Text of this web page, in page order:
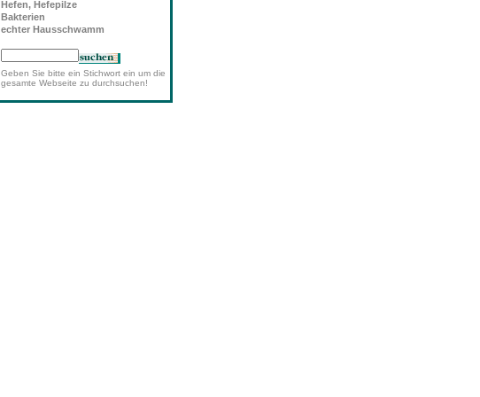
Hefen, Hefepilze
Bakterien
echter Hausschwamm
Geben Sie bitte ein Stichwort ein um die
gesamte Webseite zu durchsuchen!